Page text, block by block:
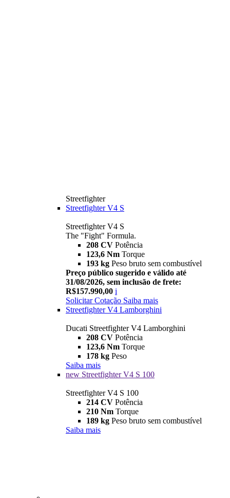
Streetfighter
Streetfighter V4 S
Streetfighter V4 S
The "Fight" Formula.
208 CV Potência
123,6 Nm Torque
193 kg Peso bruto sem combustível
Preço público sugerido e válido até
31/08/2026, sem inclusão de frete:
R$157.990,00 i
Solicitar Cotação Saiba mais
Streetfighter V4 Lamborghini
Ducati Streetfighter V4 Lamborghini
208 CV Potência
123,6 Nm Torque
178 kg Peso
Saiba mais
new Streetfighter V4 S 100
Streetfighter V4 S 100
214 CV Potência
210 Nm Torque
189 kg Peso bruto sem combustível
Saiba mais